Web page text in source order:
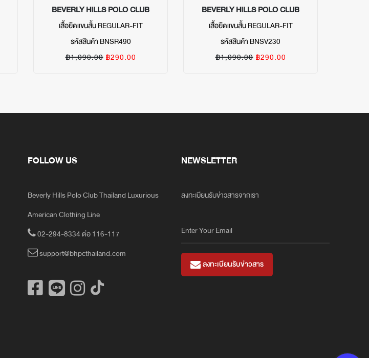
BEVERLY HILLS POLO CLUB
เสื้อยืดแขนสั้น REGULAR-FIT
รหัสสินค้า BNSR490
฿1,090.00 ฿290.00
BEVERLY HILLS POLO CLUB
เสื้อยืดแขนสั้น REGULAR-FIT
รหัสสินค้า BNSV230
฿1,090.00 ฿290.00
FOLLOW US
Beverly Hills Polo Club Thailand Luxurious
American Clothing Line
02-294-8334 ต่อ 116-117
support@bhpcthailand.com
NEWSLETTER
ลงทะเบียนรับข่าวสารจากเรา
ลงทะเบียนรับข่าวสาร